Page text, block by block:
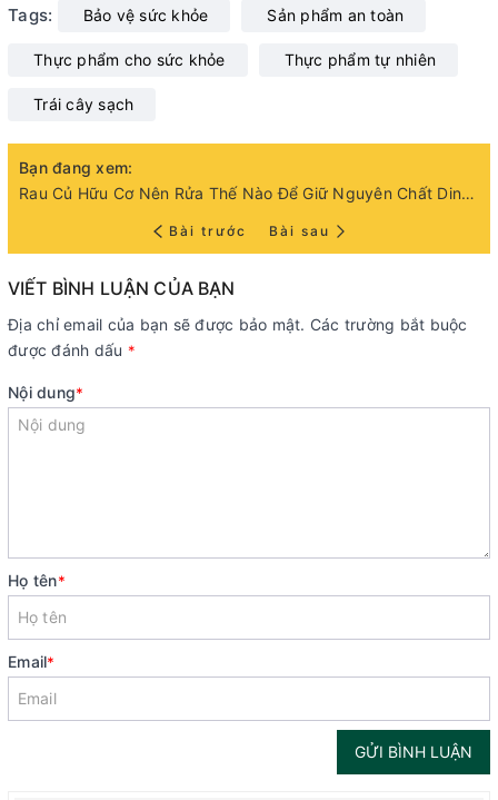
Tags: Bảo vệ sức khỏe Sản phẩm an toàn
Thực phẩm cho sức khỏe Thực phẩm tự nhiên
Trái cây sạch
Bạn đang xem:
Rau Củ Hữu Cơ Nên Rửa Thế Nào Để Giữ Nguyên Chất Dinh Dưỡng?
Bài trước Bài sau
VIẾT BÌNH LUẬN CỦA BẠN
Địa chỉ email của bạn sẽ được bảo mật. Các trường bắt buộc
được đánh dấu *
Nội dung*
Họ tên*
Email*
GỬI BÌNH LUẬN